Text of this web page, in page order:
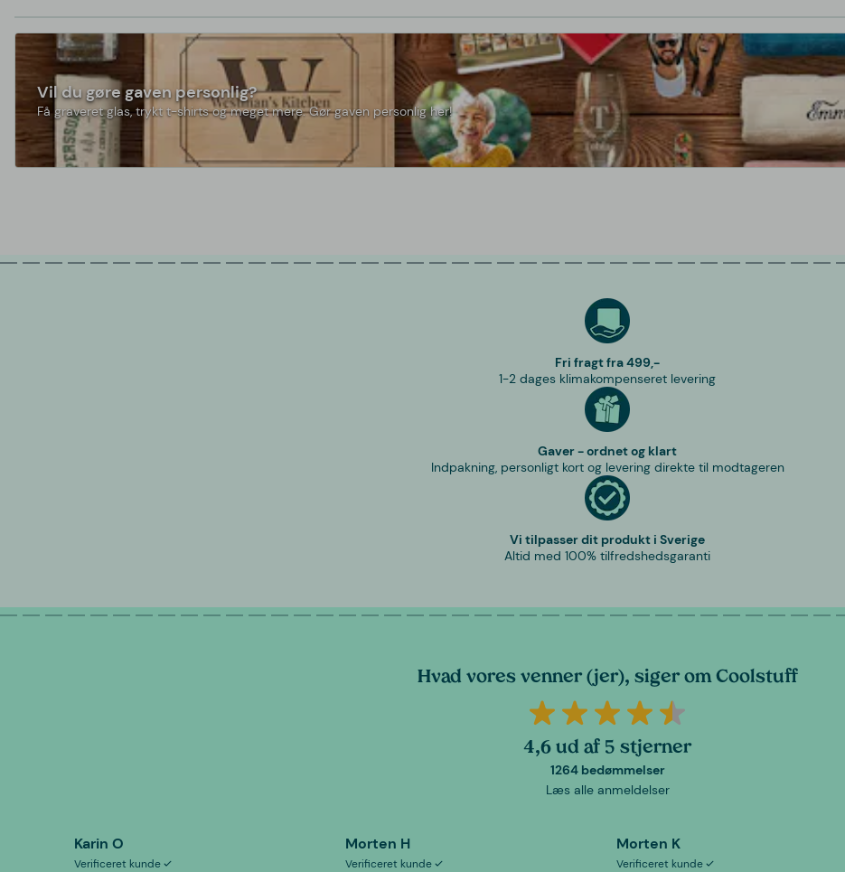
Vil du gøre gaven personlig?
Få graveret glas, trykt t-shirts og meget mere. Gør gaven personlig her!
Fri fragt fra 499,-
1-2 dages klimakompenseret levering
Gaver - ordnet og klart
Indpakning, personligt kort og levering direkte til modtageren
Vi tilpasser dit produkt i Sverige
Altid med 100% tilfredshedsgaranti
Hvad vores venner (jer), siger om Coolstuff
4,6 ud af 5 stjerner
1264 bedømmelser
Læs alle anmeldelser
Karin O
Verificeret kunde
Morten H
Verificeret kunde
Morten K
Verificeret kunde